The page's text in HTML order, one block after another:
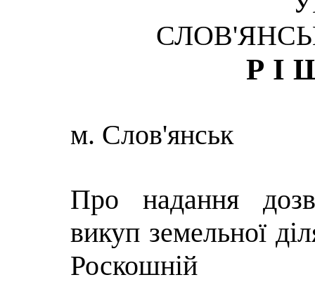
м. Слов'янськ
Про надання
викуп земельної
Роскошній